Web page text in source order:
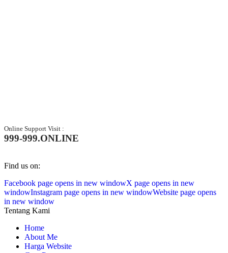
Online Support Visit :
999-999.ONLINE
Find us on:
Facebook page opens in new windowX page opens in new
windowInstagram page opens in new windowWebsite page opens
in new window
Tentang Kami
Home
About Me
Harga Website